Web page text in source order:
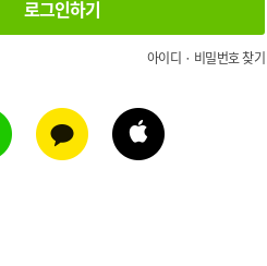
아이디 · 비밀번호 찾기